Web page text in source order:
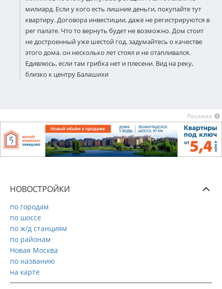
милиард. Если у кого есть лишние деньги, покупайте тут
квартиру. Договора инвестиции, даже не регистрируются в
рег палате. Что то вернуть будет не возможно. Дом стоит
не достроенный уже шестой год. задумайтесь о качестве
этого дома. он несколько лет стоял и не отапливался.
Eдивлюсь, если там грибка нет и плесени. Вид на реку,
близко к центру Балашихи
Реклама
НОВОСТРОЙКИ
по городам
по шоссе
по ж/д станциям
по районам
Новая Москва
по названию
на карте